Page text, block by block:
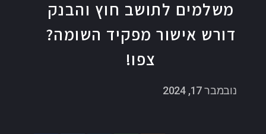
משלמים לתושב חוץ והבנק
דורש אישור מפקיד השומה?
צפו!
נובמבר 17, 2024